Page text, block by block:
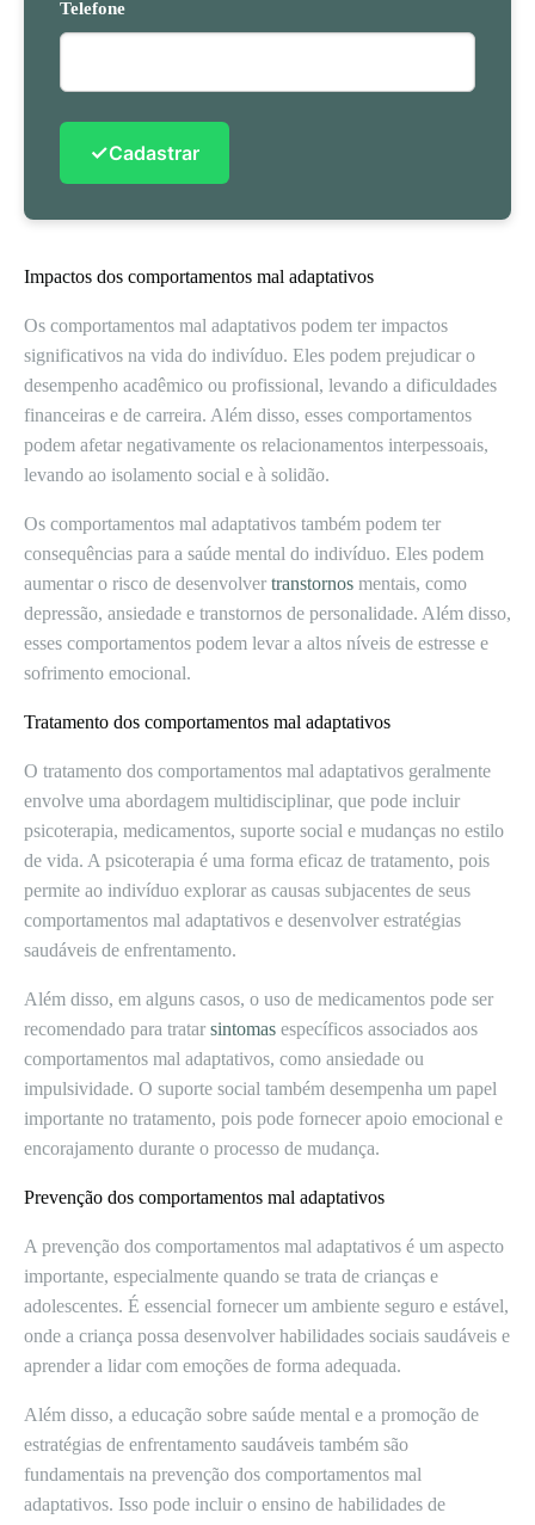
Telefone
✓Cadastrar
Impactos dos comportamentos mal adaptativos
Os comportamentos mal adaptativos podem ter impactos
significativos na vida do indivíduo. Eles podem prejudicar o
desempenho acadêmico ou profissional, levando a dificuldades
financeiras e de carreira. Além disso, esses comportamentos
podem afetar negativamente os relacionamentos interpessoais,
levando ao isolamento social e à solidão.
Os comportamentos mal adaptativos também podem ter
consequências para a saúde mental do indivíduo. Eles podem
aumentar o risco de desenvolver transtornos mentais, como
depressão, ansiedade e transtornos de personalidade. Além disso,
esses comportamentos podem levar a altos níveis de estresse e
sofrimento emocional.
Tratamento dos comportamentos mal adaptativos
O tratamento dos comportamentos mal adaptativos geralmente
envolve uma abordagem multidisciplinar, que pode incluir
psicoterapia, medicamentos, suporte social e mudanças no estilo
de vida. A psicoterapia é uma forma eficaz de tratamento, pois
permite ao indivíduo explorar as causas subjacentes de seus
comportamentos mal adaptativos e desenvolver estratégias
saudáveis de enfrentamento.
Além disso, em alguns casos, o uso de medicamentos pode ser
recomendado para tratar sintomas específicos associados aos
comportamentos mal adaptativos, como ansiedade ou
impulsividade. O suporte social também desempenha um papel
importante no tratamento, pois pode fornecer apoio emocional e
encorajamento durante o processo de mudança.
Prevenção dos comportamentos mal adaptativos
A prevenção dos comportamentos mal adaptativos é um aspecto
importante, especialmente quando se trata de crianças e
adolescentes. É essencial fornecer um ambiente seguro e estável,
onde a criança possa desenvolver habilidades sociais saudáveis e
aprender a lidar com emoções de forma adequada.
Além disso, a educação sobre saúde mental e a promoção de
estratégias de enfrentamento saudáveis também são
fundamentais na prevenção dos comportamentos mal
adaptativos. Isso pode incluir o ensino de habilidades de